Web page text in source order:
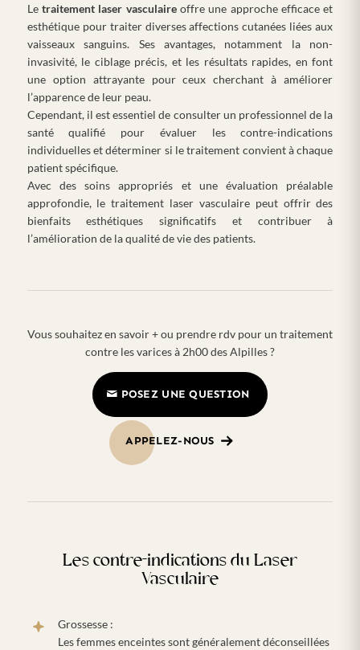
Le traitement laser vasculaireoffre une approche efficace et
esthétique pour traiter diverses affections cutanées liées aux
vaisseaux sanguins. Ses avantages, notamment la non-
invasivité, le ciblage précis, et les résultats rapides, en font
une option attrayante pour ceux cherchant à améliorer
l’apparence de leur peau.
Cependant, il est essentiel de consulter un professionnel de la
santé qualifié pour évaluer les contre-indications
individuelles et déterminer si le traitement convient à chaque
patient spécifique.
Avec des soins appropriés et une évaluation préalable
approfondie, le traitement laser vasculaire peut offrir des
bienfaits esthétiques significatifs et contribuer à
l’amélioration de la qualité de vie des patients.
Vous souhaitez en savoir + ou prendre rdv pour un traitement
contre les varices à 2h00 des Alpilles ?
POSEZ UNE QUESTION
APPELEZ-NOUS
Les contre-indications du Laser
Vasculaire
Grossesse :
Les femmes enceintes sont généralement déconseillées